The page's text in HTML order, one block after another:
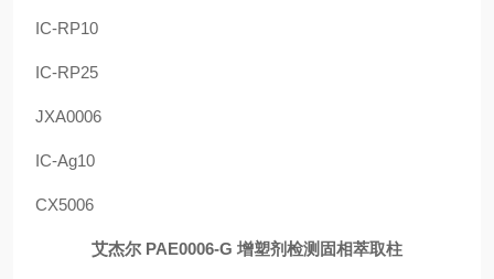
IC-RP10
IC-RP25
JXA0006
IC-Ag10
CX5006
艾杰尔 PAE0006-G 增塑剂检测固相萃取柱